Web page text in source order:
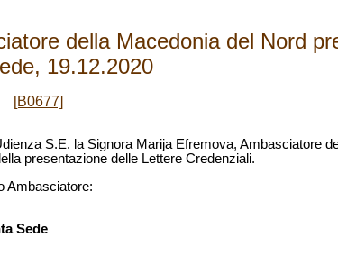
della Macedonia del Nord
19.12.2020
[B0677]
S.E. la Signora Marija Efremova, Ambasciatore
presentazione delle Lettere Credenziali.
Ambasciatore:
Sede